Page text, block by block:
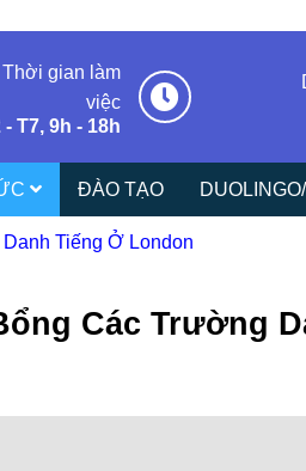
Thời gian làm
việc
- T7, 9h - 18h
ĐÀO TẠO
Tiếng Ở London
Các Trường